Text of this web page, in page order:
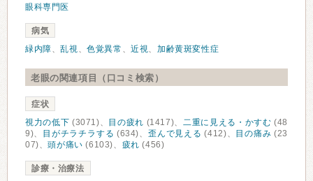
眼科専門医
病気
緑内障、乱視、色覚異常 、近視、加齢黄斑変性症
老眼の関連項目（口コミ検索）
症状
視力の低下 (3071)、 目の疲れ (1417)、 二重に見える・かすむ (48
9)、
目がチラチラする (634)、歪んで見える (412)、 目の痛み (23
07)、頭が痛い (6103)、 疲れ (456)
診療・治療法